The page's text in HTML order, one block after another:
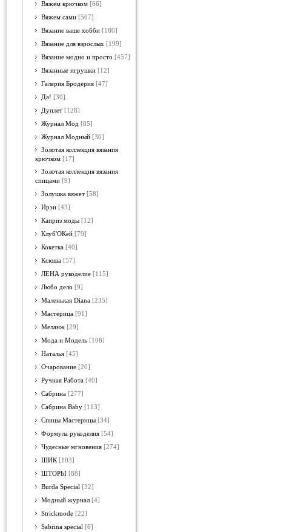
Вяжем крючком [66]
Вяжем сами [507]
Вязание ваше хобби [180]
Вязание для взрослых [199]
Вязание модно и просто [457]
Вязанные игрушки [12]
Галерия Бродерия [47]
Да! [30]
Дуплет [128]
Журнал Мод [85]
Журнал Модный [30]
Золотая коллекция вязания
крючком [17]
Золотая коллекция вязания
спицами [9]
Золушка вяжет [58]
Ирэн [43]
Каприз моды [12]
Клуб'ОКей [79]
Кокетка [40]
Ксюша [57]
ЛЕНА рукоделие [115]
Любо дело [9]
Маленькая Diana [235]
Мастерица [91]
Меланж [29]
Мода и Модель [108]
Наталья [45]
Очарование [20]
Ручная Работа [40]
Сабрина [277]
Сабрина Baby [113]
Спицы Мастерицы [34]
Формула рукоделия [54]
Чудесные мгновения [274]
ШИК [103]
ШТОРЫ [88]
Burda Special [32]
Модный журнал [4]
Strickmode [22]
Sabrina special [6]